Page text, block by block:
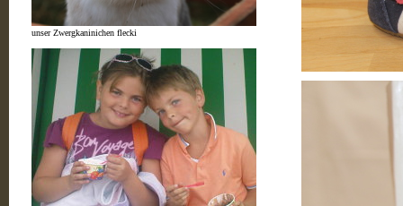
unser Zwergkaninichen flecki